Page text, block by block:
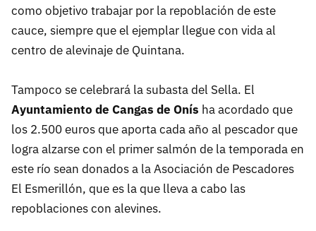
como objetivo trabajar por la repoblación de este
cauce, siempre que el ejemplar llegue con vida al
centro de alevinaje de Quintana.
Tampoco se celebrará la subasta del Sella. El
Ayuntamiento de Cangas de Onís ha acordado que
los 2.500 euros que aporta cada año al pescador que
logra alzarse con el primer salmón de la temporada en
este río sean donados a la Asociación de Pescadores
El Esmerillón, que es la que lleva a cabo las
repoblaciones con alevines.